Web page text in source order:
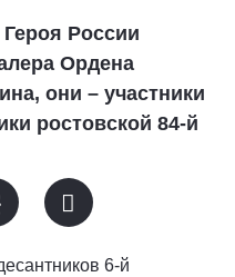
России
Ордена
они – участники
ростовской 84-й
6-й